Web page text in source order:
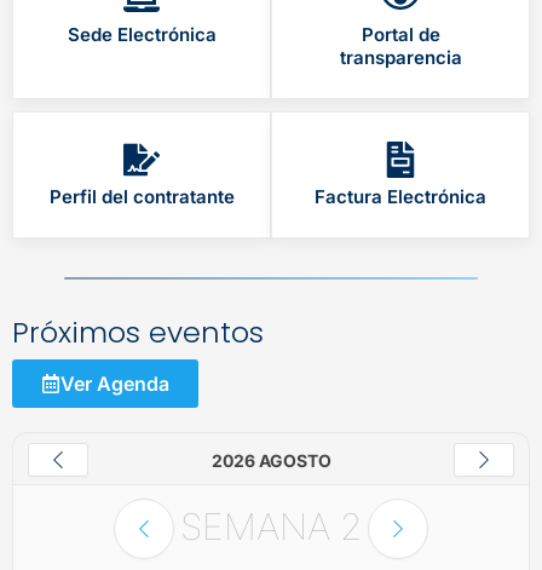
Sede Electrónica
Portal de
transparencia
Perfil del contratante Factura Electrónica
Próximos eventos
Ver Agenda
2026 AGOSTO
SEMANA 2